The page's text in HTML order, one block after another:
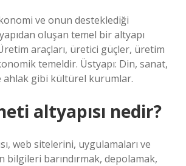
ve onun desteklediği
oluşan temel bir altyapı
araçları, üretici güçler, üretim
temeldir. Üstyapı: Din, sanat,
ahlak gibi kültürel kurumlar.
altyapısı nedir?
web sitelerini, uygulamaları ve
bilgileri barındırmak, depolamak,